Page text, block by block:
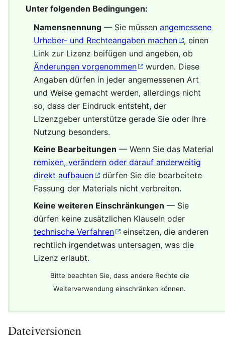
Unter folgenden Bedingungen:
Namensnennung — Sie müssen angemessene
Urheber- und Rechteangaben machen
, einen
Link zur Lizenz beifügen und angeben, ob
Änderungen vorgenommen
wurden. Diese
Angaben dürfen in jeder angemessenen Art
und Weise gemacht werden, allerdings nicht
so, dass der Eindruck entsteht, der
Lizenzgeber unterstütze gerade Sie oder Ihre
Nutzung besonders.
Keine Bearbeitungen — Wenn Sie das Material
remixen, verändern oder darauf anderweitig
direkt aufbauen
dürfen Sie die bearbeitete
Fassung der Materials nicht verbreiten.
Keine weiteren Einschränkungen — Sie
dürfen keine zusätzlichen Klauseln oder
technische Verfahren
einsetzen, die anderen
rechtlich irgendetwas untersagen, was die
Lizenz erlaubt.
Bitte beachten Sie, dass andere Rechte die
Weiterverwendung einschränken können.
Dateiversionen